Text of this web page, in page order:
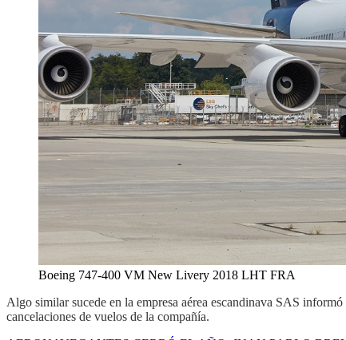
Boeing 747-400 VM New Livery 2018 LHT FRA
Algo similar sucede en la empresa aérea escandinava SAS
cancelaciones de vuelos de la compañía.